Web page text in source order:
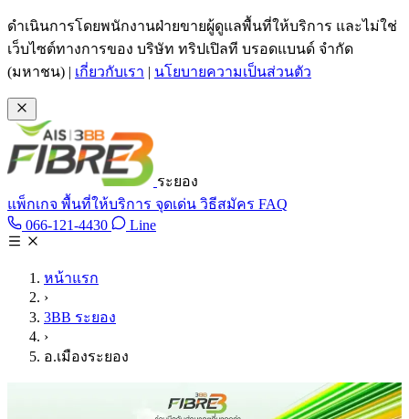
ข้ามไปเนื้อหาหลัก
ดำเนินการโดยพนักงานฝ่ายขายผู้ดูแลพื้นที่ให้บริการ และไม่ใช่
เว็บไซต์ทางการของ บริษัท ทริปเปิลที บรอดแบนด์ จำกัด
(มหาชน) | เกี่ยวกับเรา | นโยบายความเป็นส่วนตัว
ระยอง
แพ็กเกจ พื้นที่ให้บริการ จุดเด่น วิธีสมัคร FAQ
066-121-4430 โทร 066-121-4430
LineLine @tan3bb
หน้าแรก
›
3BB ระยอง
›
อ.เมืองระยอง